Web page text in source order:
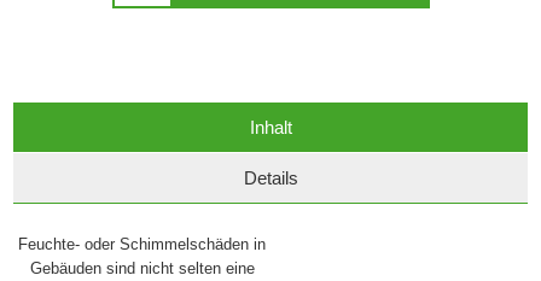
Inhalt
Details
Feuchte- oder Schimmelschäden in
Gebäuden sind nicht selten eine